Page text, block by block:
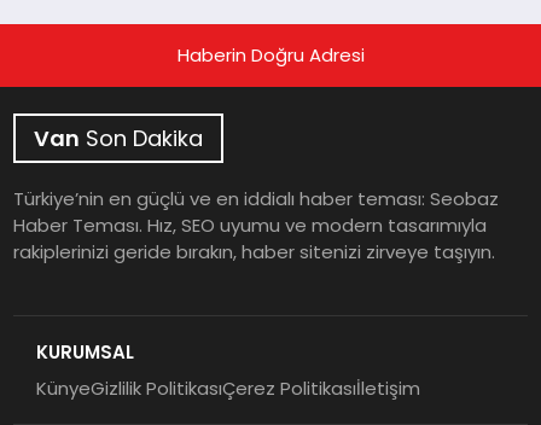
Haberin Doğru Adresi
Van Son Dakika
Türkiye’nin en güçlü ve en iddialı haber teması: Seobaz
Haber Teması. Hız, SEO uyumu ve modern tasarımıyla
rakiplerinizi geride bırakın, haber sitenizi zirveye taşıyın.
KURUMSAL
KünyeGizlilik PolitikasıÇerez Politikasıİletişim